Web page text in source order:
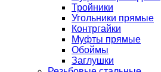
Тройники
Угольники прямые
Контргайки
Муфты прямые
Обоймы
Заглушки